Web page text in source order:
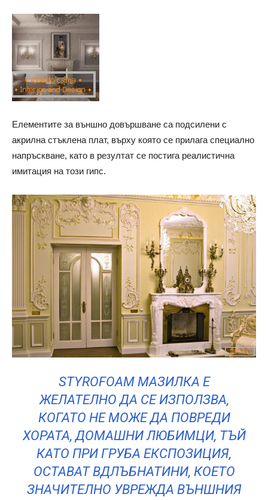
Елементите за външно довършване са подсилени с
акрилна стъклена плат, върху която се прилага специално
напръскване, като в резултат се постига реалистична
имитация на този гипс.
STYROFOAM МАЗИЛКА Е
ЖЕЛАТЕЛНО ДА СЕ ИЗПОЛЗВА,
КОГАТО НЕ МОЖЕ ДА ПОВРЕДИ
ХОРАТА, ДОМАШНИ ЛЮБИМЦИ, ТЪЙ
КАТО ПРИ ГРУБА ЕКСПОЗИЦИЯ,
ОСТАВАТ ВДЛЪБНАТИНИ, КОЕТО
ЗНАЧИТЕЛНО УВРЕЖДА ВЪНШНИЯ